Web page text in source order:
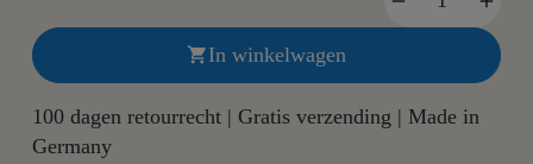
In winkelwagen
100 dagen retourrecht | Gratis verzending | Made in
Germany